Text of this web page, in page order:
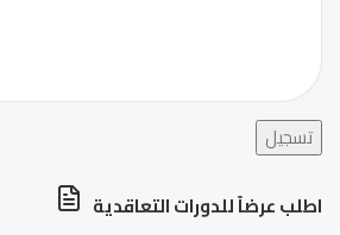
تسجيل
اطلب عرضاً للدورات التعاقدية